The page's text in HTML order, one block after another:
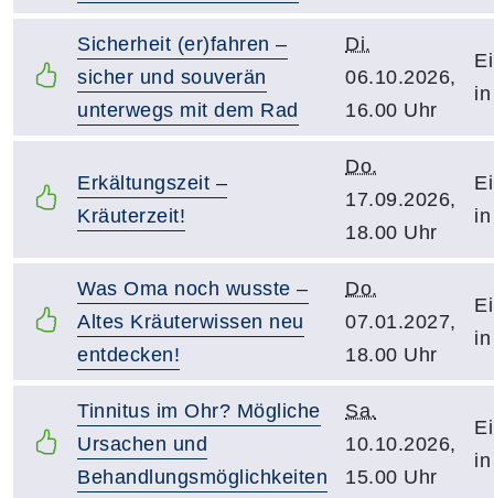
Sicherheit (er)fahren –
sicher und souverän
unterwegs mit dem Rad
Di.
06.10.2026,
16.00 Uhr
Erkältungszeit –
Kräuterzeit!
Do.
17.09.2026,
18.00 Uhr
Was Oma noch wusste –
Altes Kräuterwissen neu
entdecken!
Do.
07.01.2027,
18.00 Uhr
Tinnitus im Ohr? Mögliche
Ursachen und
Behandlungsmöglichkeiten
Sa.
10.10.2026,
15.00 Uhr